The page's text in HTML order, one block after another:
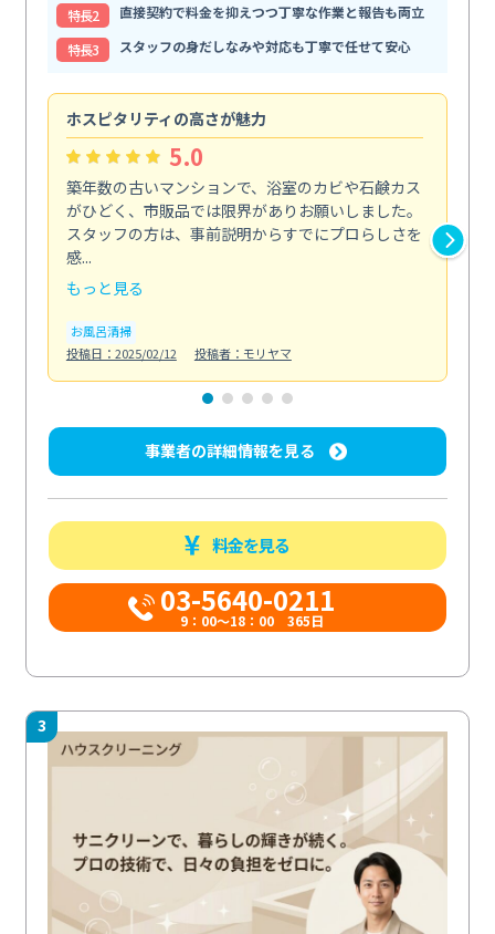
特⻑2
直接契約で料金を抑えつつ丁寧な作業と報告も両立
特⻑3
スタッフの身だしなみや対応も丁寧で任せて安心
ホスピタリティの高さが魅力
5.0
築年数の古いマンションで、浴室のカビや石鹸カス
がひどく、市販品では限界がありお願いしました。
スタッフの方は、事前説明からすでにプロらしさを
感...
もっと見る
お風呂清掃
投稿日：2025/02/12
投稿者：モリヤマ
事業者の詳細情報を見る
料金を見る
03-5640-0211
9：00～18：00 365日
3